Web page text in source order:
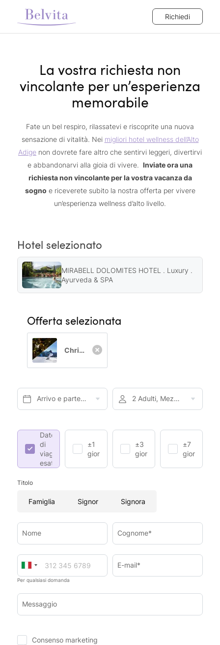
Richiedi
La vostra richiesta non
vincolante per un’esperienza
memorabile
Fate un bel respiro, rilassatevi e riscoprite una nuova
sensazione di vitalità. Nei migliori hotel wellness dell’Alto
Adige non dovrete fare altro che sentirvi leggeri, divertirvi
e abbandonarvi alla gioia di vivere. Inviate ora una
richiesta non vincolante per la vostra vacanza da
sogno e riceverete subito la nostra offerta per vivere
un’esperienza wellness d’alto livello.
Offerta selezionata
Christmas Opening - da 4 notti
Arrivo e partenza* 2 Adulti, Mezza pensione
Date
di
viaggio
esatte
±1
giorno
±3
giorni
±7
giorni
Titolo
Famiglia Signor Signora
Nome Cognome*
Per qualsiasi domanda
E-mail*
Messaggio
Consenso marketing
Hotel selezionato
MIRABELL DOLOMITES HOTEL . Luxury .
Ayurveda & SPA